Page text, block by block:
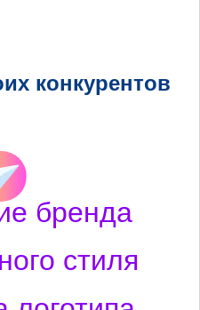
конкурентов
бренда
стиля